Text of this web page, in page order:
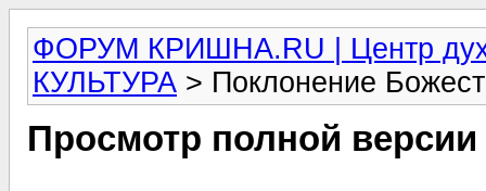
ФОРУМ КРИШНА.RU | Центр
КУЛЬТУРА > Поклонение
Просмотр полной